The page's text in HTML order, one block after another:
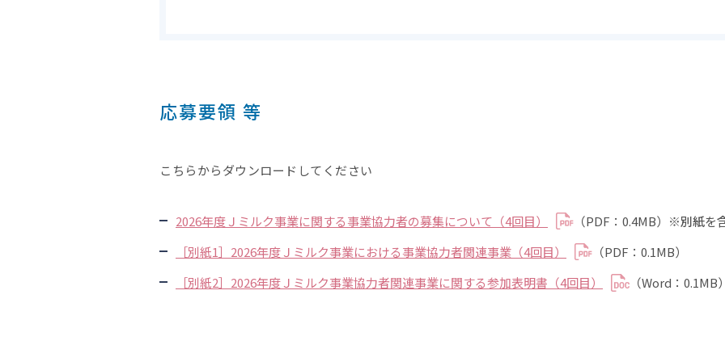
応募要領 等
こちらからダウンロードしてください
2026年度Ｊミルク事業に関する事業協力者の募集について（4回目） （PDF：0.4MB）※別紙を
［別紙1］2026年度Ｊミルク事業における事業協力者関連事業（4回目）
（PDF：0.1MB）
［別紙2］2026年度Ｊミルク事業協力者関連事業に関する参加表明書（4回目）
（Word：0.1MB）